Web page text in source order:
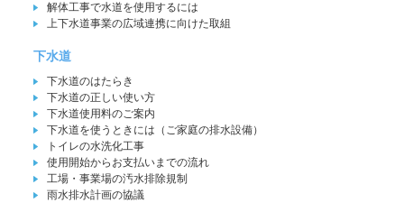
解体工事で水道を使用するには
上下水道事業の広域連携に向けた取組
下水道
下水道のはたらき
下水道の正しい使い方
下水道使用料のご案内
下水道を使うときには（ご家庭の排水設備）
トイレの水洗化工事
使用開始からお支払いまでの流れ
工場・事業場の汚水排除規制
雨水排水計画の協議